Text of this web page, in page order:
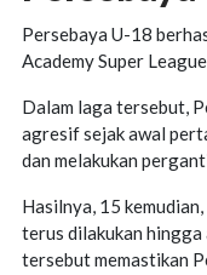
Persebaya U-18
Academy Super
Dalam laga tersebut,
agresif sejak awal
dan melakukan
Hasilnya, 15
terus dilakukan hingga
tersebut memastikan